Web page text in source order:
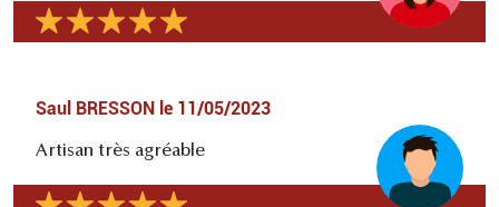
Saul BRESSON le 11/05/2023
Artisan très agréable